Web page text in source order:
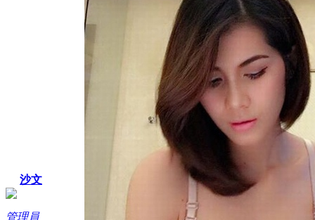
沙文
管理員